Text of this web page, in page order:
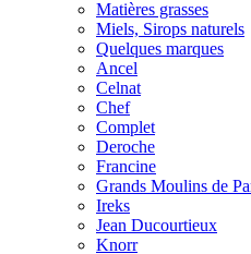
Matières grasses
Miels, Sirops naturels
Quelques marques
Ancel
Celnat
Chef
Complet
Deroche
Francine
Grands Moulins de
Ireks
Jean Ducourtieux
Knorr